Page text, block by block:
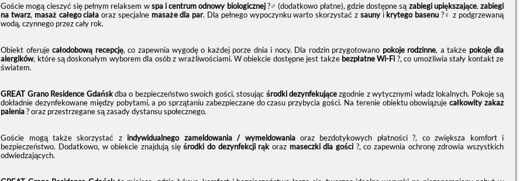
Goście mogą cieszyć się pełnym relaksem wspa i centrum odnowy biologicznej?‍♂️ (dodatkowo płatne), gdzie dostępne są zabiegi upiększające, zabiegi
na twarz, masaż całego ciała oraz specjalne masaże dla par. Dla pełnego wypoczynku warto skorzystać z saunyi krytego basenu ?‍♀️ z podgrzewaną
wodą, czynnego przez cały rok.
Obiekt oferujecałodobową recepcję, co zapewnia wygodę o każdej porze dnia i nocy. Dla rodzin przygotowano pokoje rodzinne, a także pokoje dla
alergików, które są doskonałym wyborem dla osób z wrażliwościami. W obiekcie dostępne jest także bezpłatne Wi-Fi ?, co umożliwia stały kontakt ze
światem.
GREAT Grano Residence Gdańskdba o bezpieczeństwo swoich gości, stosując środki dezynfekującezgodnie z wytycznymi władz lokalnych. Pokoje są
dokładnie dezynfekowane między pobytami, a po sprzątaniu zabezpieczane do czasu przybycia gości. Na terenie obiektu obowiązujecałkowity zakaz
palenia? oraz przestrzegane są zasady dystansu społecznego.
Goście mogą także skorzystać zindywidualnego zameldowania / wymeldowaniaoraz bezdotykowych płatności ?, co zwiększa komfort i
bezpieczeństwo. Dodatkowo, w obiekcie znajdują sięśrodki do dezynfekcji rąk oraz maseczki dla gości?, co zapewnia ochronę zdrowia wszystkich
odwiedzających.